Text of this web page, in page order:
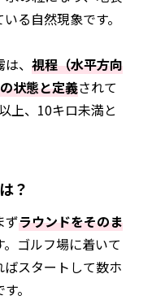
る自然現象です。
、 視程（水平方向
状態と定義されて
上、10キロ未満と
？
ずラウンドをそのま
。ゴルフ場に着いて
スタートして数ホ
。